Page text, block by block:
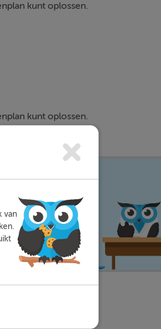
kunt oplossen.
kunt oplossen.
met de vakken
je nooit meer stress
van